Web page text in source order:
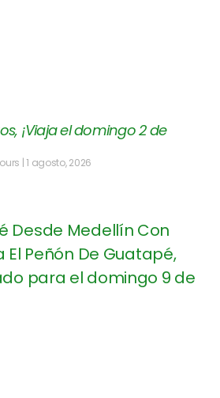
¡Viaja el domingo 2 de
1 agosto, 2026